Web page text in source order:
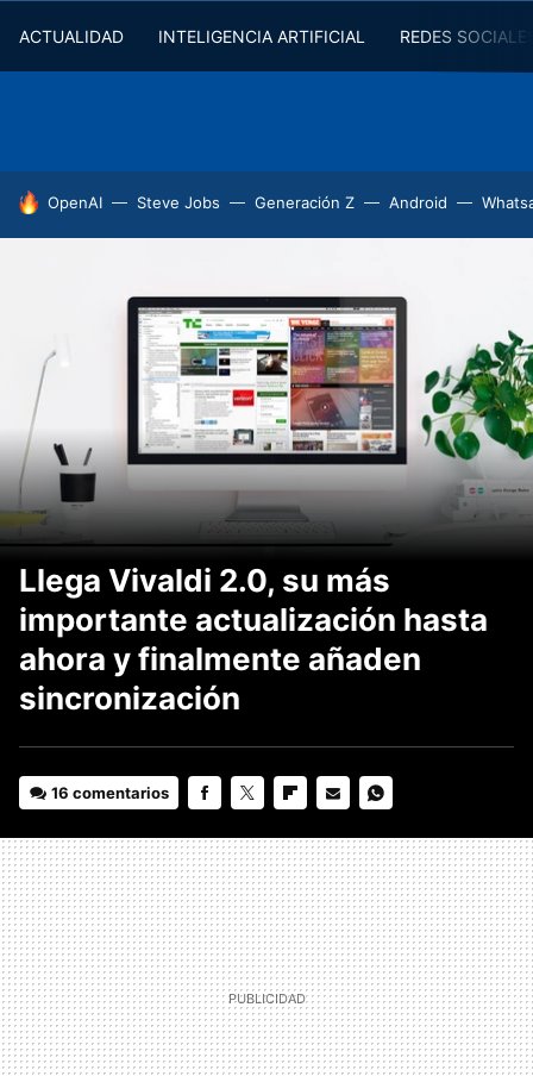
ACTUALIDAD INTELIGENCIA ARTIFICIAL REDES
HOY SE HABLA DE
OpenAI Steve Jobs Generación Z Android
Llega Vivaldi 2.0, su más
importante actualización hasta
ahora y finalmente añaden
sincronización
16 comentarios
MAIL